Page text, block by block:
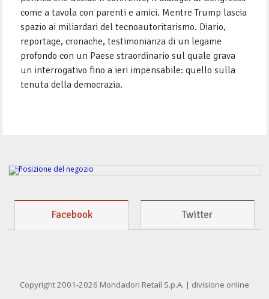
come a tavola con parenti e amici. Mentre Trump lascia
spazio ai miliardari del tecnoautoritarismo. Diario,
reportage, cronache, testimonianza di un legame
profondo con un Paese straordinario sul quale grava
un interrogativo fino a ieri impensabile: quello sulla
tenuta della democrazia.
Facebook Twitter
Copyright 2001-2026 Mondadori Retail S.p.A. | divisione online